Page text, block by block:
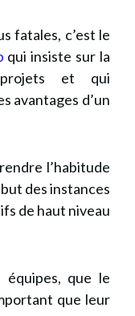
fatales, c’est le
qui insiste sur la
et qui
avantages d’un
l’habitude
des instances
de haut niveau
équipes, que le
que leur